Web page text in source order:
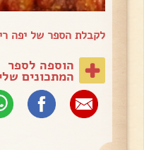
לקבלת הספר של יפה
הוספה לספר
המתכונים